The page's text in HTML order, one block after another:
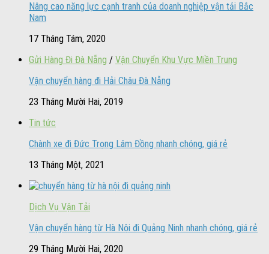
Nâng cao năng lực cạnh tranh của doanh nghiệp vận tải Bắc
Nam
17 Tháng Tám, 2020
Gửi Hàng Đi Đà Nẵng / Vận Chuyển Khu Vực Miền Trung
Vận chuyển hàng đi Hải Châu Đà Nẵng
23 Tháng Mười Hai, 2019
Tin tức
Chành xe đi Đức Trọng Lâm Đồng nhanh chóng, giá rẻ
13 Tháng Một, 2021
Dịch Vụ Vận Tải
Vận chuyển hàng từ Hà Nội đi Quảng Ninh nhanh chóng, giá rẻ
29 Tháng Mười Hai, 2020